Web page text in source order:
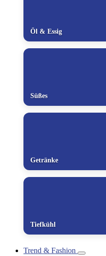
Öl & Essig
Süßes
Getränke
Tiefkühl
Trend & Fashion